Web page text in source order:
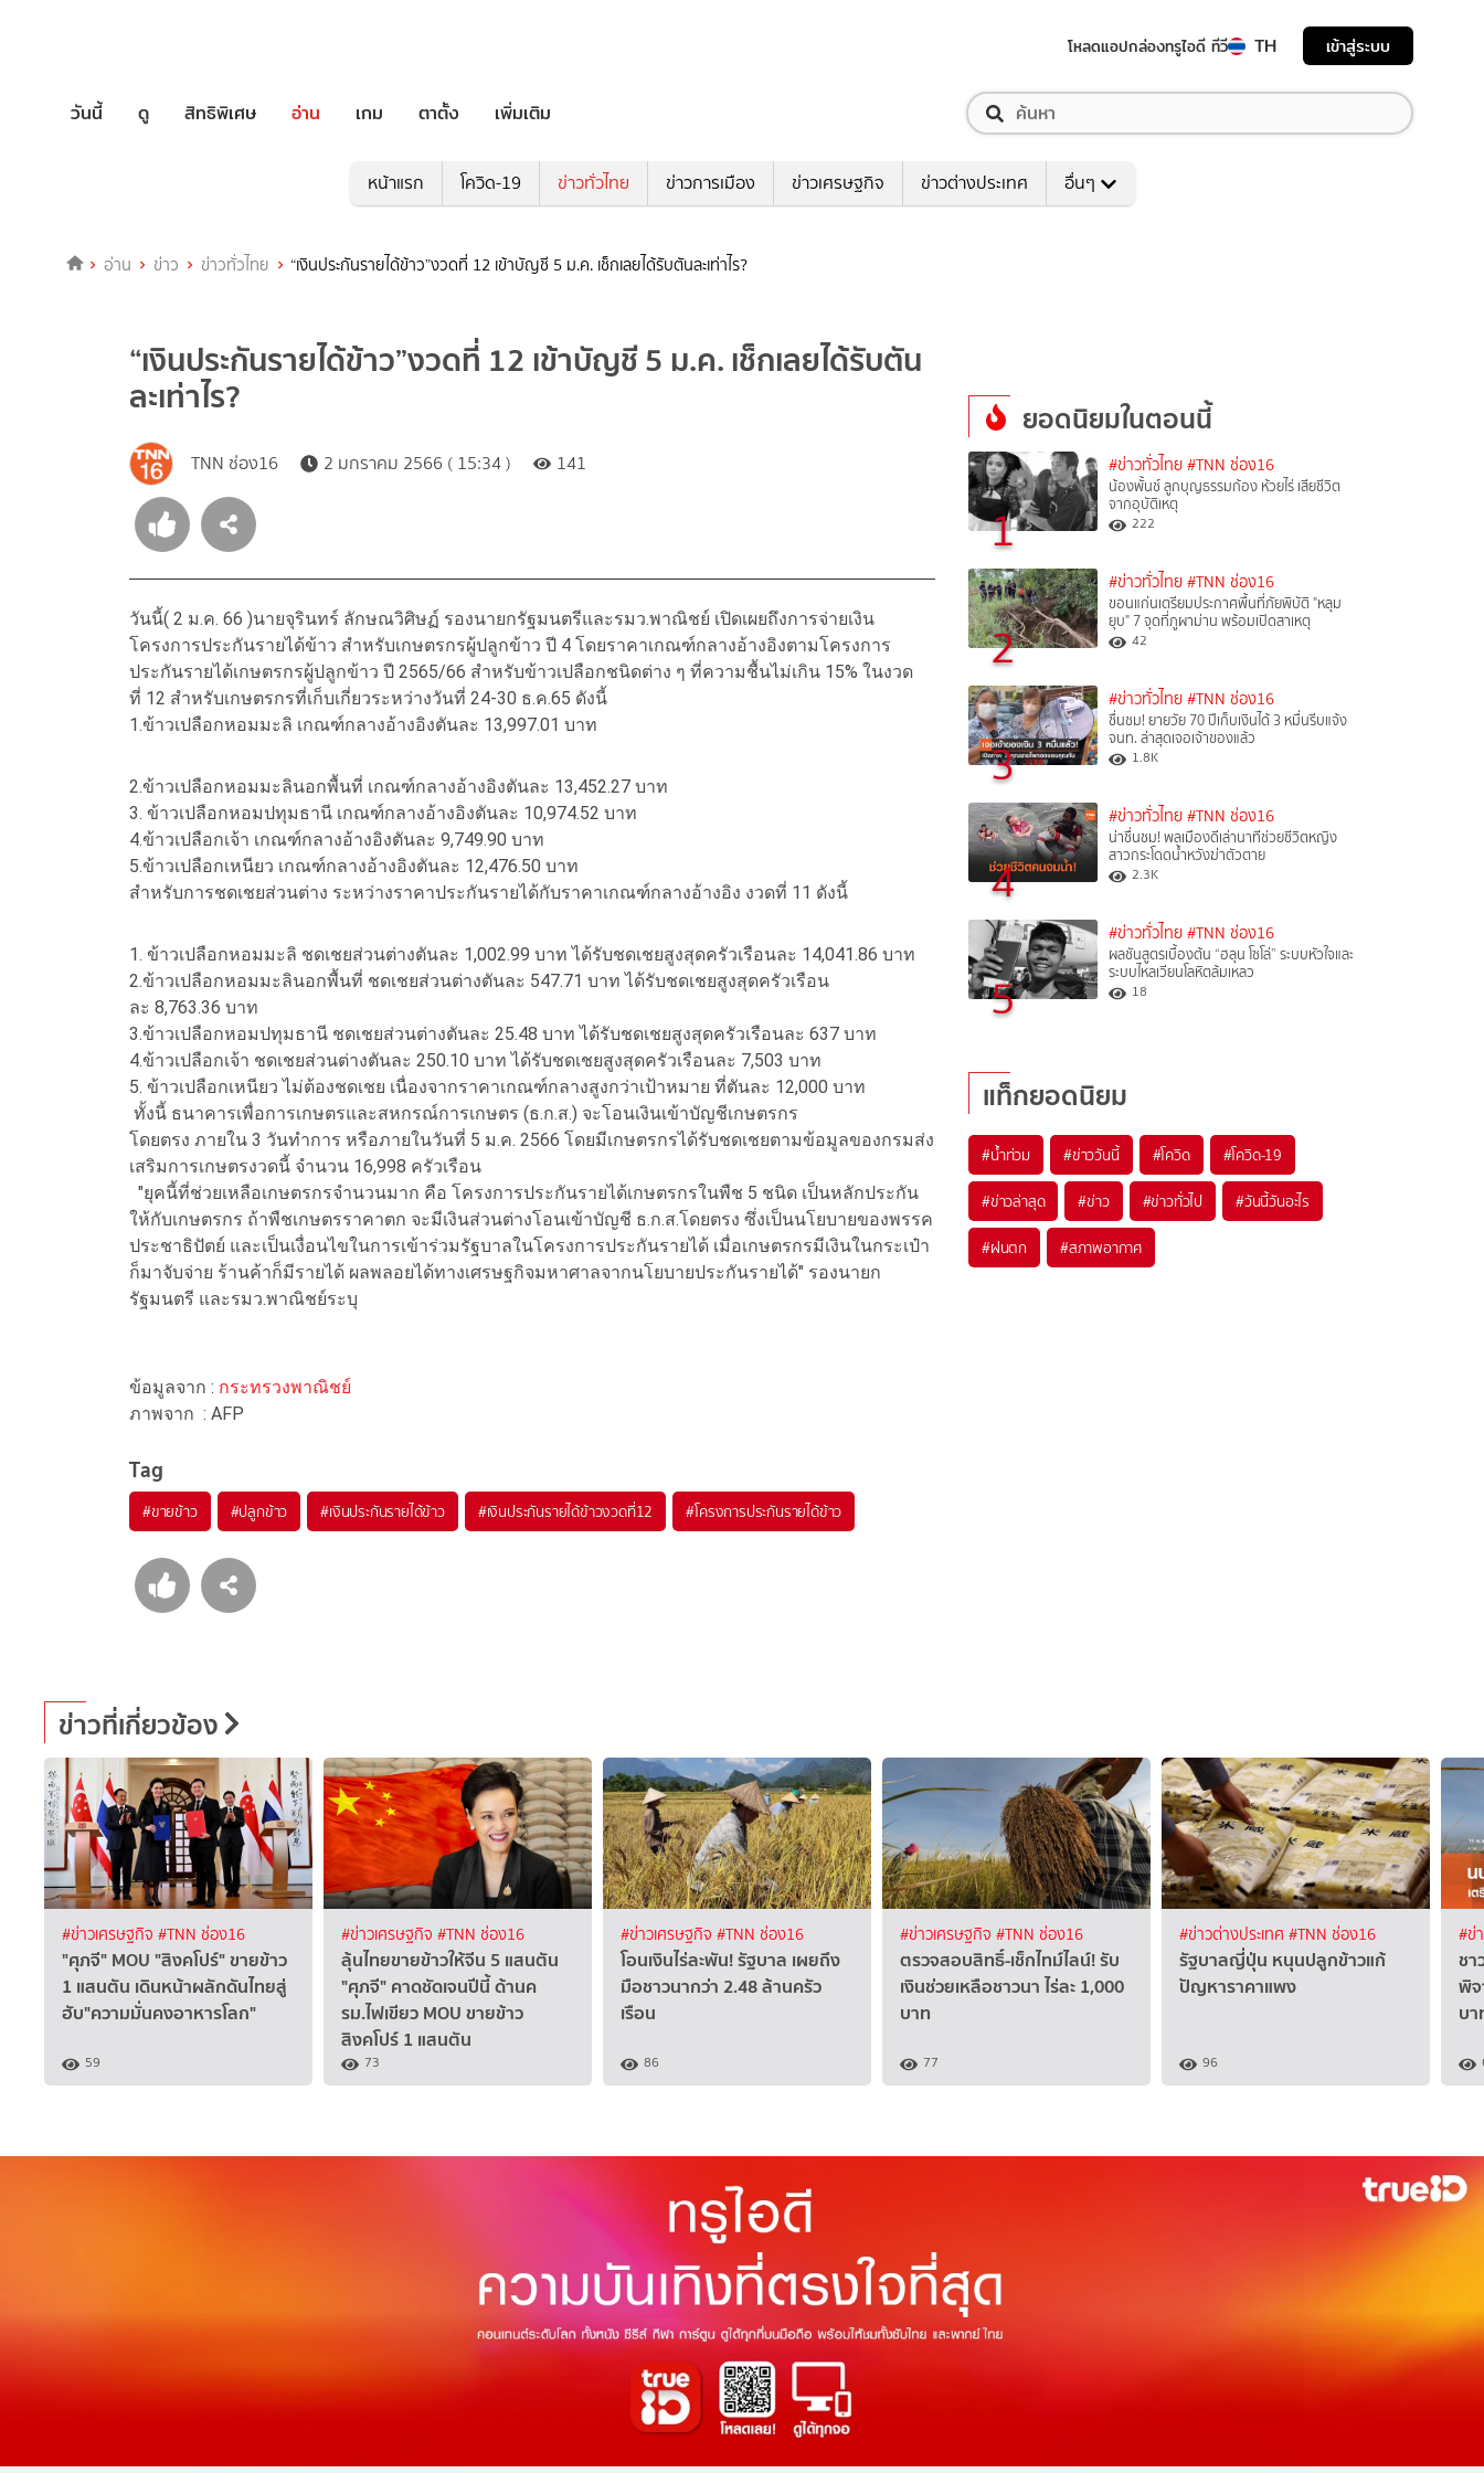
โหลดแอปกล่องทรูไอดี ทีวี TH เข้าสู่ระบบ
วันนี้ ดู สิทธิพิเศษ อ่าน เกม ตาตั้ง เพิ่มเติม
หน้าแรก โควิด-19 ข่าวทั่วไทย ข่าวการเมือง ข่าวเศรษฐกิจ ข่าวต่างประเทศ อื่นๆ
อ่าน ข่าว ข่าวทั่วไทย “เงินประกันรายได้ข้าว”งวดที่ 12 เข้าบัญชี 5 ม.ค. เช็กเลยได้รับตันละเท่าไร?
“เงินประกันรายได้ข้าว”งวดที่ 12 เข้าบัญชี 5 ม.ค. เช็กเลยได้รับตัน
ละเท่าไร?
TNN ช่อง16 2 มกราคม 2566 ( 15:34 ) 141
วันนี้( 2 ม.ค. 66 )นายจุรินทร์ ลักษณวิศิษฏ์ รองนายกรัฐมนตรีและรมว.พาณิชย์ เปิดเผยถึงการจ่ายเงิน
โครงการประกันรายได้ข้าว สำหรับเกษตรกรผู้ปลูกข้าว ปี 4 โดยราคาเกณฑ์กลางอ้างอิงตามโครงการ
ประกันรายได้เกษตรกรผู้ปลูกข้าว ปี 2565/66 สำหรับข้าวเปลือกชนิดต่าง ๆ ที่ความชื้นไม่เกิน 15% ในงวด
ที่ 12 สำหรับเกษตรกรที่เก็บเกี่ยวระหว่างวันที่ 24-30 ธ.ค.65 ดังนี้
1.ข้าวเปลือกหอมมะลิ เกณฑ์กลางอ้างอิงตันละ 13,997.01 บาท
2.ข้าวเปลือกหอมมะลินอกพื้นที่ เกณฑ์กลางอ้างอิงตันละ 13,452.27 บาท
3. ข้าวเปลือกหอมปทุมธานี เกณฑ์กลางอ้างอิงตันละ 10,974.52 บาท
4.ข้าวเปลือกเจ้า เกณฑ์กลางอ้างอิงตันละ 9,749.90 บาท
5.ข้าวเปลือกเหนียว เกณฑ์กลางอ้างอิงตันละ 12,476.50 บาท
สำหรับการชดเชยส่วนต่าง ระหว่างราคาประกันรายได้กับราคาเกณฑ์กลางอ้างอิง งวดที่ 11 ดังนี้
1. ข้าวเปลือกหอมมะลิ ชดเชยส่วนต่างตันละ 1,002.99 บาท ได้รับชดเชยสูงสุดครัวเรือนละ 14,041.86 บาท
2.ข้าวเปลือกหอมมะลินอกพื้นที่ ชดเชยส่วนต่างตันละ 547.71 บาท ได้รับชดเชยสูงสุดครัวเรือน
ละ 8,763.36 บาท
3.ข้าวเปลือกหอมปทุมธานี ชดเชยส่วนต่างตันละ 25.48 บาท ได้รับชดเชยสูงสุดครัวเรือนละ 637 บาท
4.ข้าวเปลือกเจ้า ชดเชยส่วนต่างตันละ 250.10 บาท ได้รับชดเชยสูงสุดครัวเรือนละ 7,503 บาท
5. ข้าวเปลือกเหนียว ไม่ต้องชดเชย เนื่องจากราคาเกณฑ์กลางสูงกว่าเป้าหมาย ที่ตันละ 12,000 บาท
ทั้งนี้ ธนาคารเพื่อการเกษตรและสหกรณ์การเกษตร (ธ.ก.ส.) จะโอนเงินเข้าบัญชีเกษตรกร
โดยตรง ภายใน 3 วันทำการ หรือภายในวันที่ 5 ม.ค. 2566 โดยมีเกษตรกรได้รับชดเชยตามข้อมูลของกรมส่ง
เสริมการเกษตรงวดนี้ จำนวน 16,998 ครัวเรือน
"ยุคนี้ที่ช่วยเหลือเกษตรกรจำนวนมาก คือ โครงการประกันรายได้เกษตรกรในพืช 5 ชนิด เป็นหลักประกัน
ให้กับเกษตรกร ถ้าพืชเกษตรราคาตก จะมีเงินส่วนต่างโอนเข้าบัญชี ธ.ก.ส.โดยตรง ซึ่งเป็นนโยบายของพรรค
ประชาธิปัตย์ และเป็นเงื่อนไขในการเข้าร่วมรัฐบาลในโครงการประกันรายได้ เมื่อเกษตรกรมีเงินในกระเป๋า
ก็มาจับจ่าย ร้านค้าก็มีรายได้ ผลพลอยได้ทางเศรษฐกิจมหาศาลจากนโยบายประกันรายได้" รองนายก
รัฐมนตรี และรมว.พาณิชย์ระบุ
ข้อมูลจาก : กระทรวงพาณิชย์
ภาพจาก : AFP
Tag
#ขายข้าว #ปลูกข้าว #เงินประกันรายได้ข้าว #เงินประกันรายได้ข้าวงวดที่12 #โครงการประกันรายได้ข้าว
ยอดนิยมในตอนนี้
1
#ข่าวทั่วไทย #TNN ช่อง16
น้องพั้นช์ ลูกบุญธรรมก้อง ห้วยไร่ เสียชีวิต
จากอุบัติเหตุ
222
2
#ข่าวทั่วไทย #TNN ช่อง16
ขอนแก่นเตรียมประกาศพื้นที่ภัยพิบัติ "หลุม
ยุบ" 7 จุดที่ภูผาม่าน พร้อมเปิดสาเหตุ
42
3
#ข่าวทั่วไทย #TNN ช่อง16
ชื่นชม! ยายวัย 70 ปีเก็บเงินได้ 3 หมื่นรีบแจ้ง
จนท. ล่าสุดเจอเจ้าของแล้ว
1.8K
4
#ข่าวทั่วไทย #TNN ช่อง16
น่าชื่นชม! พลเมืองดีเล่านาทีช่วยชีวิตหญิง
สาวกระโดดน้ำหวังฆ่าตัวตาย
2.3K
5
#ข่าวทั่วไทย #TNN ช่อง16
ผลชันสูตรเบื้องต้น “ฮลุน โซโล่” ระบบหัวใจและ
ระบบไหลเวียนโลหิตล้มเหลว
18
แท็กยอดนิยม
#น้ำท่วม #ข่าววันนี้ #โควิด #โควิด-19
#ข่าวล่าสุด #ข่าว #ข่าวทั่วไป #วันนี้วันอะไร
#ฝนตก #สภาพอากาศ
ข่าวที่เกี่ยวข้อง
#ข่าวเศรษฐกิจ #TNN ช่อง16
"ศุภจี" MOU "สิงคโปร์" ขายข้าว
1 แสนตัน เดินหน้าผลักดันไทยสู่
ฮับ"ความมั่นคงอาหารโลก"
59
#ข่าวเศรษฐกิจ #TNN ช่อง16
ลุ้นไทยขายข้าวให้จีน 5 แสนตัน
"ศุภจี" คาดชัดเจนปีนี้ ด้านค
รม.ไฟเขียว MOU ขายข้าว
สิงคโปร์ 1 แสนตัน
73
#ข่าวเศรษฐกิจ #TNN ช่อง16
โอนเงินไร่ละพัน! รัฐบาล เผยถึง
มือชาวนากว่า 2.48 ล้านครัว
เรือน
86
#ข่าวเศรษฐกิจ #TNN ช่อง16
ตรวจสอบสิทธิ์-เช็กไทม์ไลน์! รับ
เงินช่วยเหลือชาวนา ไร่ละ 1,000
บาท
77
#ข่าวต่างประเทศ #TNN ช่อง16
รัฐบาลญี่ปุ่น หนุนปลูกข้าวแก้
ปัญหาราคาแพง
96
#ข่
ชา
พิจ
บ